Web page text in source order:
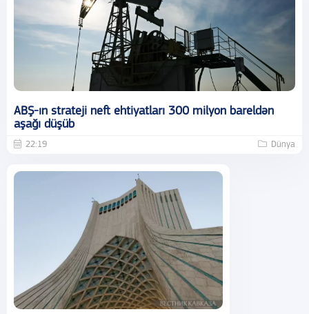
ABŞ-ın strateji neft ehtiyatları 300 milyon bareldən
aşağı düşüb
22:19 Dünya